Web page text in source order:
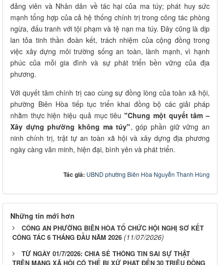
đảng viên và Nhân dân về tác hại của ma túy; phát huy sức
mạnh tổng hợp của cả hệ thống chính trị trong công tác phòng
ngừa, đấu tranh với tội phạm và tệ nạn ma túy. Đây cũng là dịp
lan tỏa tinh thần đoàn kết, trách nhiệm của cộng đồng trong
việc xây dựng môi trường sống an toàn, lành mạnh, vì hạnh
phúc của mỗi gia đình và sự phát triển bền vững của địa
phương.
Với quyết tâm chính trị cao cùng sự đồng lòng của toàn xã hội,
phường Biên Hòa tiếp tục triển khai đồng bộ các giải pháp
nhằm thực hiện hiệu quả mục tiêu"Chung một quyết tâm –
Xây dựng phường không ma túy", góp phần giữ vững an
ninh chính trị, trật tự an toàn xã hội và xây dựng địa phương
ngày càng văn minh, hiện đại, bình yên và phát triển.
Tác giả: UBND phường Biên Hòa Nguyễn Thanh Hùng
Những tin mới hơn
CÔNG AN PHƯỜNG BIÊN HÒA TỔ CHỨC HỘI NGHỊ SƠ KẾT
CÔNG TÁC 6 THÁNG ĐẦU NĂM 2026 (11/07/2026)
TỪ NGÀY 01/7/2026: CHIA SẺ THÔNG TIN SAI SỰ THẬT
TRÊN MẠNG XÃ HỘI CÓ THỂ BỊ XỬ PHẠT ĐẾN 30 TRIỆU ĐỒNG